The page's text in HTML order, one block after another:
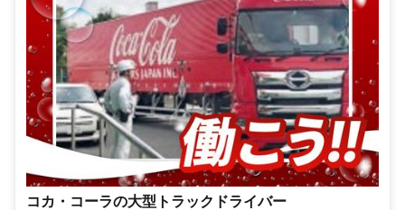
コカ・コーラの大型トラックドライバー